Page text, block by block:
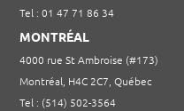
Tel : 01 47 71 86 34
MONTRÉAL
4000 rue St Ambroise (#173)
Montréal, H4C 2C7, Québec
Tel : (514) 502-3564